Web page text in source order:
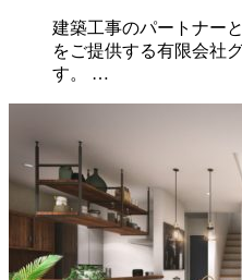
建築工事のパートナー
をご提供する有限会社
す。 …